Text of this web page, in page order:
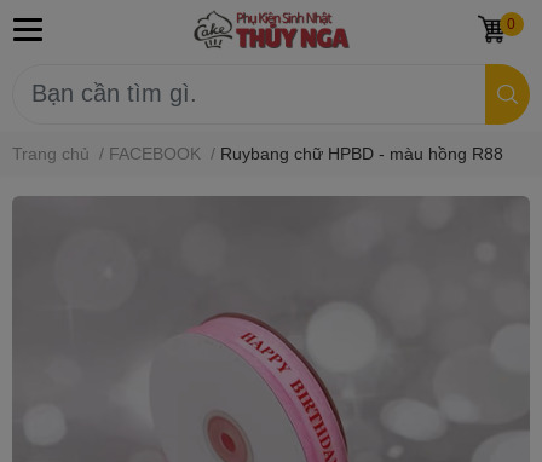
0
Trang chủ / FACEBOOK / Ruybang chữ HPBD - màu hồng R88